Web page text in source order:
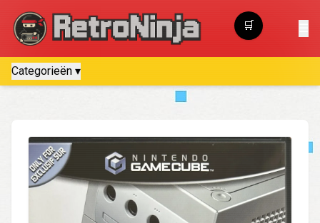
Categorieën ▾
🛒
Winkelwagen